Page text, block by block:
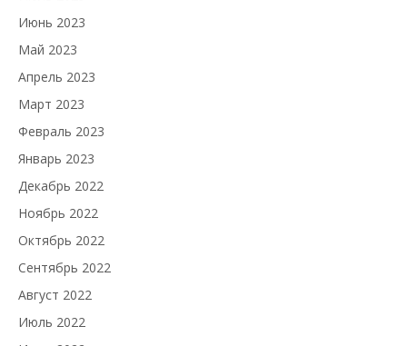
Июнь 2023
Май 2023
Апрель 2023
Март 2023
Февраль 2023
Январь 2023
Декабрь 2022
Ноябрь 2022
Октябрь 2022
Сентябрь 2022
Август 2022
Июль 2022